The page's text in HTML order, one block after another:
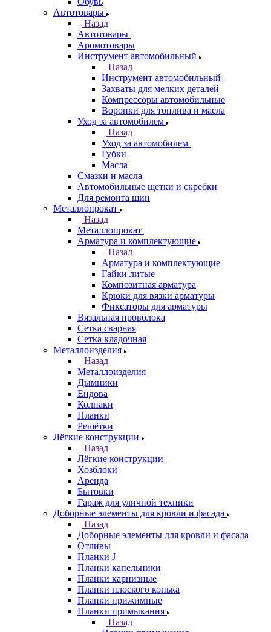
Автотовары
Назад
Автотовары
Аромотовары
Инструмент автомобильный
Назад
Инструмент автомобильный
Захваты для мелких деталей
Компрессоры автомобильные
Воронки для топлива и масла
Уход за автомобилем
Назад
Уход за автомобилем
Губки
Масла
Смазки и масла
Автомобильные щетки и скребки
Для ремонта шин
Металлопрокат
Назад
Металлопрокат
Арматура и комплектующие
Назад
Арматура и комплектующие
Гайки литые
Композитная арматура
Крюки для вязки арматуры
Фиксаторы для арматуры
Вязальная проволока
Сетка сварная
Сетка кладочная
Металлоизделия
Назад
Металлоизделия
Дымники
Ендова
Колпаки
Планки
Решётки
Лёгкие конструкции
Назад
Лёгкие конструкции
Хозблоки
Аренда
Бытовки
Гараж для уличной техники
Доборные элементы для кровли и фасада
Назад
Доборные элементы для кровли и фасада
Отливы
Планки J
Планки капельники
Планки карнизные
Планки плоского конька
Планки прижимные
Планки примыкания
Назад